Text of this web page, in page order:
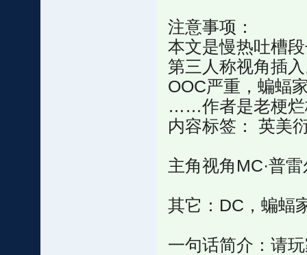
注意事项：
本文是慢热吐槽
第三人称视角插
OOC严重，蝙蝠
……作者是老梗烂
内容标签： 英美
主角视角MC·普
其它：DC，蝙蝠
一句话简介：请